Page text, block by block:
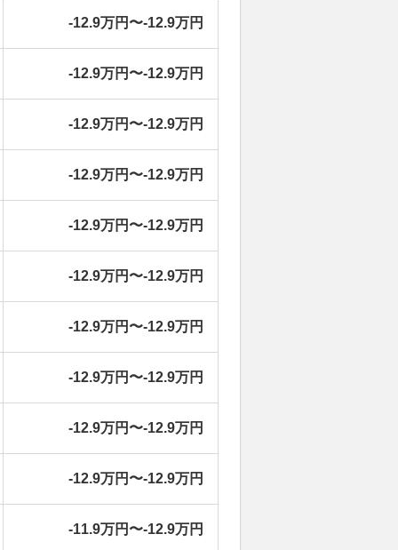
-12.9万円〜-12.9万円
-12.9万円〜-12.9万円
-12.9万円〜-12.9万円
-12.9万円〜-12.9万円
-12.9万円〜-12.9万円
-12.9万円〜-12.9万円
-12.9万円〜-12.9万円
-12.9万円〜-12.9万円
-12.9万円〜-12.9万円
-12.9万円〜-12.9万円
-11.9万円〜-12.9万円